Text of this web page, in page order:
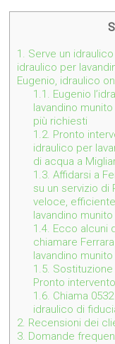
1. Serve un
idraulico per
Eugenio, idraulico
1.1. Eugenio
lavandino
più richiesti
1.2. Pronto
idraulico per
di acqua a
1.3. Affidarsi a
su un servizio di
veloce,
lavandino
1.4. Ecco alcuni
chiamare
lavandino
1.5.
Pronto
1.6. Chiama
idraulico di
2. Recensioni dei
3. Domande